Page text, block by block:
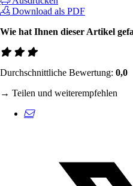
Download als PDF
Wie hat Ihnen dieser Artikel
Durchschnittliche Bewertung: 0,0
→ Teilen und weiterempfehlen